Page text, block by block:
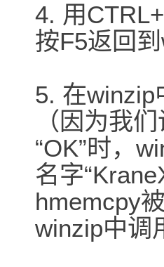
4. 用
按F5返回到
5. 在winzip
（因为我
“OK”时，
名字
hmemcpy
winzip中调